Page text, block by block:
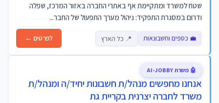
שטח למשרד ומתקיימת אף באתרי החברה באזור המרכז, שפלה
ודרום במסגרת התפקיד: ניהול מערך התפעול של החבר...
💼 כספים וחשבונאות 📍 כל הארץ לפרטים ←
אנחנו מחפשים מנהל/ת חשבונות יחיד/ה ומנהל/ת
משרד לחברה יצרנית בקריית גת
🤖 משרת AI-JOBBY